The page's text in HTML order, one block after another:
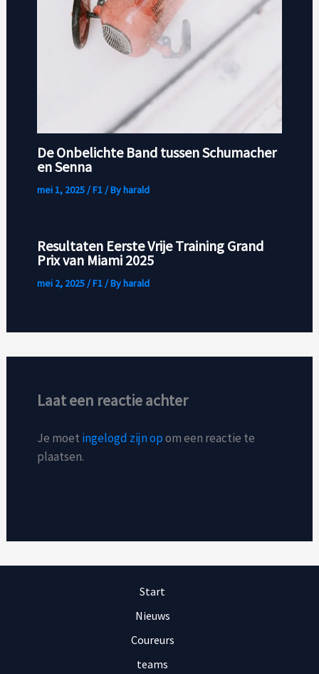
De Onbelichte Band tussen Schumacher
en Senna
mei 1, 2025/F1/ Byharald
Resultaten Eerste Vrije Training Grand
Prix van Miami 2025
mei 2, 2025/F1/ Byharald
Laat een reactie achter
Je moet ingelogd zijn opom een reactie te
plaatsen.
Start
Nieuws
Coureurs
teams